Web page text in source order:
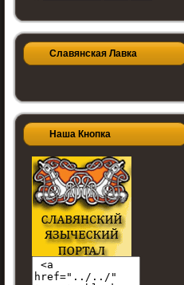
Славянская Лавка
Наша Кнопка